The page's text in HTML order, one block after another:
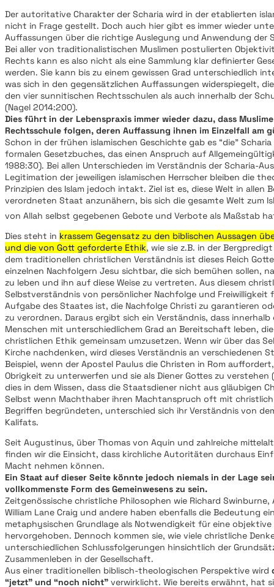
Der autoritative Charakter der Scharia wird in der etablierten
nicht in Frage gestellt. Doch auch hier gibt es immer wieder
Auffassungen über die richtige Auslegung und Anwendung der
Bei aller von traditionalistischen Muslimen postulierten
Rechts kann es also nicht als eine Sammlung klar definierter
werden. Sie kann bis zu einem gewissen Grad unterschiedlich
was sich in den gegensätzlichen Auffassungen widerspiegelt,
den vier sunnitischen Rechtsschulen als auch innerhalb der
(Nagel 2014:200).
Dies führt in der Lebenspraxis immer wieder dazu, dass
Rechtsschule folgen, deren Auffassung ihnen im Einzelfall am
Schon in der frühen islamischen Geschichte gab es “die”
formalen Gesetzbuches, das einen Anspruch auf
1988:30). Bei allen Unterschieden im Verständnis der Scharia-
Legitimation der jeweiligen islamischen Herrscher bleiben die
Prinzipien des Islam jedoch intakt. Ziel ist es, diese Welt in allen
verordneten Staat anzunähern, bis sich die gesamte Welt zum
von Allah selbst gegebenen Gebote und Verbote als Maßstab
Dies steht in krassem Gegensatz zu den biblischen Aussagen
und die von Gott geforderte Ethik, wie sie z.B. in der
dem traditionellen christlichen Verständnis ist dieses Reich
einzelnen Nachfolgern Jesu sichtbar, die sich bemühen sollen,
zu leben und ihn auf diese Weise zu vertreten. Aus diesem
Selbstverständnis von persönlicher Nachfolge und Freiwilligkeit
Aufgabe des Staates ist, die Nachfolge Christi zu garantieren
zu verordnen. Daraus ergibt sich ein Verständnis, dass innerhalb
Menschen mit unterschiedlichem Grad an Bereitschaft leben,
christlichen Ethik gemeinsam umzusetzen. Wenn wir über das
Kirche nachdenken, wird dieses Verständnis an verschiedenen
Beispiel, wenn der Apostel Paulus die Christen in Rom
Obrigkeit zu unterwerfen und sie als Diener Gottes zu verstehen
dies in dem Wissen, dass die Staatsdiener nicht aus gläubigen
Selbst wenn Machthaber ihren Machtanspruch oft mit
Begriffen begründeten, unterschied sich ihr Verständnis von
Kalifats.
Seit Augustinus, über Thomas von Aquin und zahlreiche
finden wir die Einsicht, dass kirchliche Autoritäten durchaus
Macht nehmen können.
Ein Staat auf dieser Seite könnte jedoch niemals in der Lage
vollkommenste Form des Gemeinwesens zu sein.
Zeitgenössische christliche Philosophen wie Richard Swinburne,
William Lane Craig und andere haben ebenfalls die Bedeutung
metaphysischen Grundlage als Notwendigkeit für eine objektive
hervorgehoben. Dennoch kommen sie, wie viele christliche
unterschiedlichen Schlussfolgerungen hinsichtlich der
Zusammenleben in der Gesellschaft.
Aus einer traditionellen biblisch-theologischen Perspektive wird
“jetzt” und “noch nicht” verwirklicht. Wie bereits erwähnt, hat